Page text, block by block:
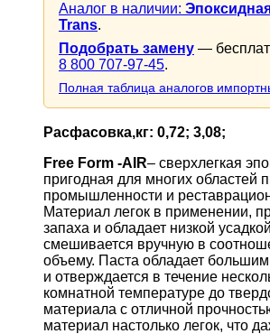
Аналог в наличии:
Trans.
Подобрать замену —
8 800 707-97-45.
Полная таблица аналогов
Расфасовка,кг: 0,72; 3,08;
Free Form -AIR– сверхлегкая
пригодная для многих областей
промышленности и
Материал легок в применении,
запаха и обладает низкой
смешивается вручную в
объему. Паста обладает
и отверждается в течение
комнатной температуре до
материала с отличной
материал настолько легок, что